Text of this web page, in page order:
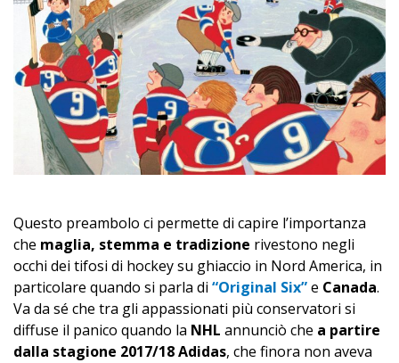
Questo preambolo ci permette di capire l’importanza
che maglia, stemma e tradizione rivestono negli
occhi dei tifosi di hockey su ghiaccio in Nord America, in
particolare quando si parla di “Original Six”e Canada.
Va da sé che tra gli appassionati più conservatori si
diffuse il panico quando la NHL annunciò che a partire
dalla stagione 2017/18Adidas, che finora non aveva